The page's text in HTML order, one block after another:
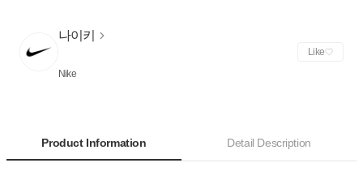
나이키
Nike
Like
Product Information Detail Description